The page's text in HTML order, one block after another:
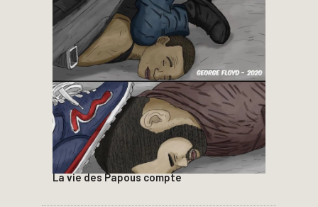
La vie des Papous compte